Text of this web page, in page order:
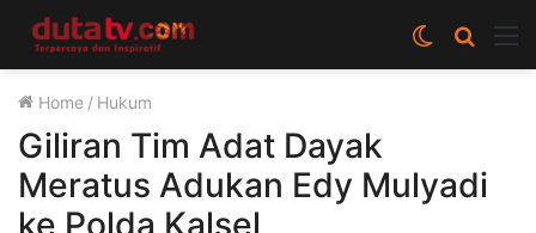
Cari
berita
Switch
skin
Home / Hukum
Giliran Tim Adat Dayak
Meratus Adukan Edy Mulyadi